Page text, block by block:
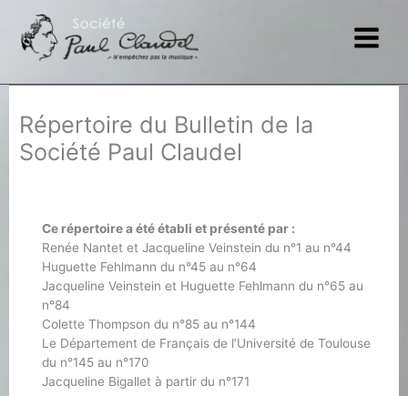
contenu
Répertoire du Bulletin de la
Société Paul Claudel
Ce répertoire a été établi et présenté par :
Renée Nantet et Jacqueline Veinstein du n°1 au n°44
Huguette Fehlmann du n°45 au n°64
Jacqueline Veinstein et Huguette Fehlmann du n°65 au
n°84
Colette Thompson du n°85 au n°144
Le Département de Français de l’Université de Toulouse
du n°145 au n°170
Jacqueline Bigallet à partir du n°171